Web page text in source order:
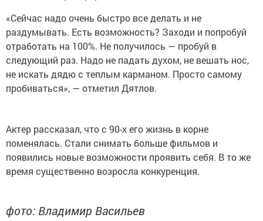
«Сейчас надо очень быстро все делать и не
раздумывать. Есть возможность? Заходи и попробуй
отработать на 100%. Не получилось — пробуй в
следующий раз. Надо не падать духом, не вешать нос,
не искать дядю с теплым карманом. Просто самому
пробиваться», — отметил Дятлов.
Актер рассказал, что с 90-х его жизнь в корне
поменялась. Стали снимать больше фильмов и
появились новые возможности проявить себя. В то же
время существенно возросла конкуренция.
фото: Владимир Васильев